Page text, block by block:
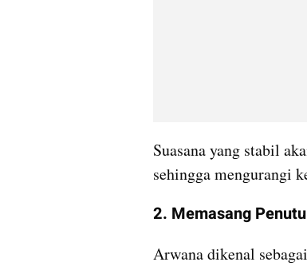
Suasana yang stabil
sehingga mengurangi
2. Memasang
Arwana dikenal